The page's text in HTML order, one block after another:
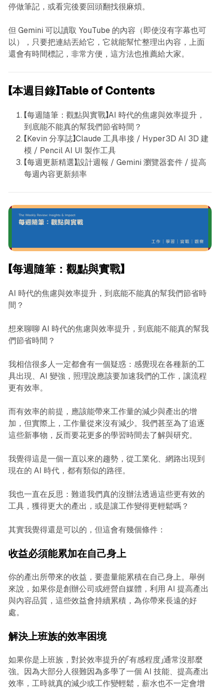
停做筆記，或看完後要回頭翻找很麻煩。
但 Gemini 可以讀取 YouTube 的內容（即使沒有字幕也可
以），只要把連結丟給它，它就能幫忙整理出內容，上面
還會有時間標記，非常方便，這方法也推薦給大家。
【本週目錄】Table of Contents
【每週隨筆：觀點與實戰】AI 時代的焦慮與效率提升，
到底能不能真的幫我們節省時間？
【Kevin 分享誌】Claude 工具串接 / Hyper3D AI 3D 建
模 / Pencil AI UI 製作工具
【每週更新精選】設計週報 / Gemini 瀏覽器套件 / 提高
每週內容更新頻率
【每週隨筆：觀點與實戰】
AI 時代的焦慮與效率提升，到底能不能真的幫我們節省時
間？
想來聊聊 AI 時代的焦慮與效率提升，到底能不能真的幫我
們節省時間？
我相信很多人一定都會有一個疑惑：感覺現在各種新的工
具出現、AI 變強，照理說應該要加速我們的工作，讓流程
更有效率。
而有效率的前提，應該能帶來工作量的減少與產出的增
加，但實際上，工作量從來沒有減少。我們甚至為了追逐
這些新事物，反而要花更多的學習時間去了解與研究。
我覺得這是一個一直以來的趨勢，從工業化、網路出現到
現在的 AI 時代，都有類似的路徑。
我也一直在反思：難道我們真的沒辦法透過這些更有效的
工具，獲得更大的產出，或是讓工作變得更輕鬆嗎？
其實我覺得還是可以的，但這會有幾個條件：
收益必須能累加在自己身上
你的產出所帶來的收益，要盡量能累積在自己身上。舉例
來說，如果你是創辦公司或經營自媒體，利用 AI 提高產出
與內容品質，這些效益會持續累積，為你帶來長遠的好
處。
解決上班族的效率困境
如果你是上班族，對於效率提升的「有感程度」通常沒那麼
強。因為大部分人很難因為多學了一個 AI 技能、提高產出
效率，工時就真的減少或工作變輕鬆，薪水也不一定會增